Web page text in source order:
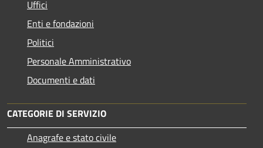
Uffici
Enti e fondazioni
Politici
Personale Amministrativo
Documenti e dati
CATEGORIE DI SERVIZIO
Anagrafe e stato civile